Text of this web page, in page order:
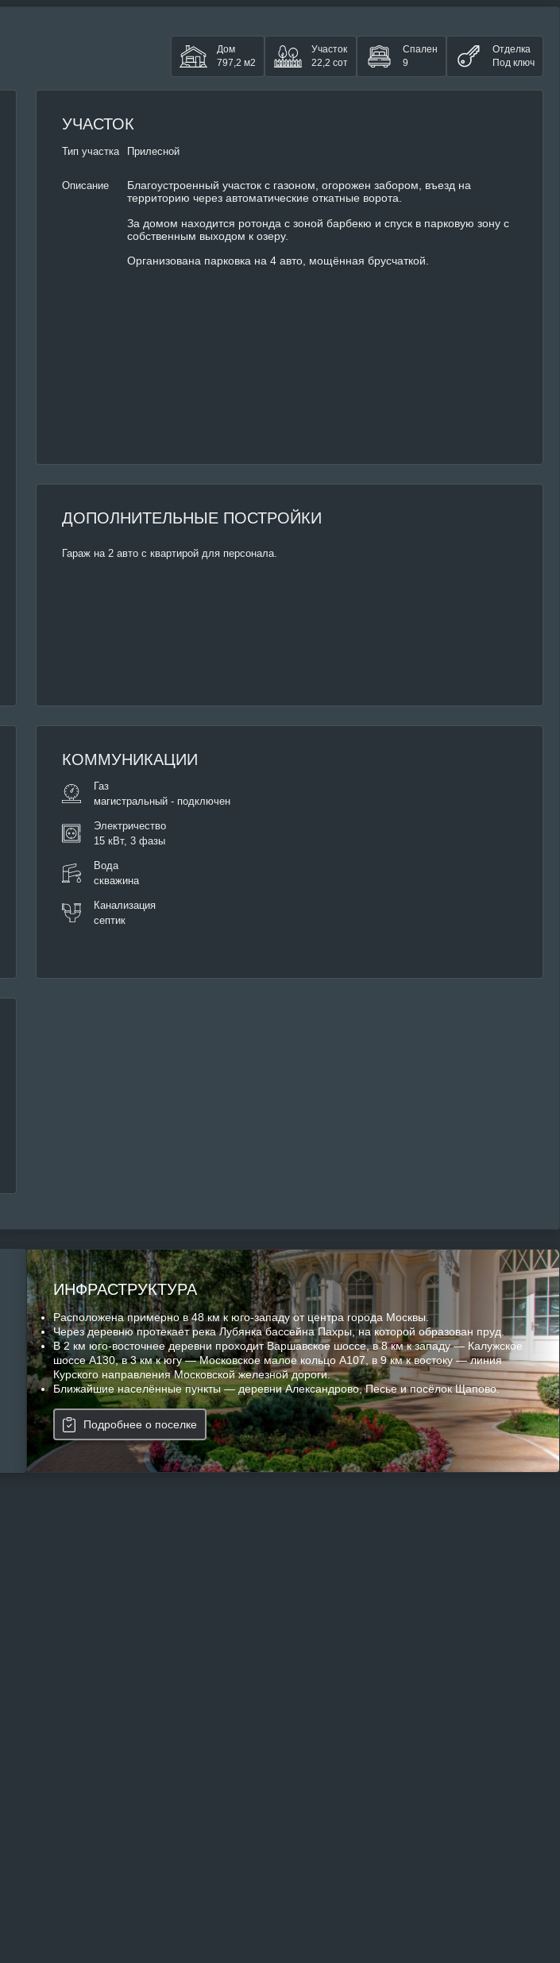
Дом
797,2 м2
Участок
22,2 сот
Спален
9
Отделка
Под ключ
УЧАСТОК
Тип участка Прилесной
Описание
Благоустроенный участок с газоном, огорожен забором, въезд на
территорию через автоматические откатные ворота.
За домом находится ротонда с зоной барбекю и спуск в парковую зону с
собственным выходом к озеру.
Организована парковка на 4 авто, мощённая брусчаткой.
ДОПОЛНИТЕЛЬНЫЕ ПОСТРОЙКИ
Гараж на 2 авто с квартирой для персонала.
КОММУНИКАЦИИ
Газ
магистральный - подключен
Электричество
15 кВт, 3 фазы
Вода
скважина
Канализация
септик
ИНФРАСТРУКТУРА
Расположена примерно в 48 км к юго-западу от центра города Москвы.
Через деревню протекает река Лубянка бассейна Пахры, на которой образован пруд.
В 2 км юго-восточнее деревни проходит Варшавское шоссе, в 8 км к западу — Калужское
шоссе А130, в 3 км к югу — Московское малое кольцо А107, в 9 км к востоку — линия
Курского направления Московской железной дороги.
Ближайшие населённые пункты — деревни Александрово, Песье и посёлок Щапово.
Подробнее о поселке